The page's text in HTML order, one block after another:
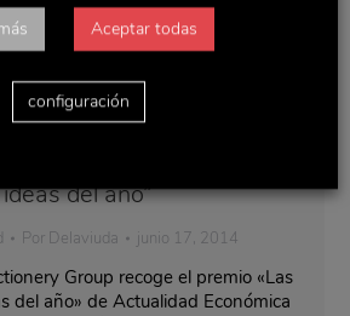
del año”
Por Delaviuda junio 17, 2014
Group recoge el premio «Las
del año» de Actualidad Económica
Aceptar todas
configuración